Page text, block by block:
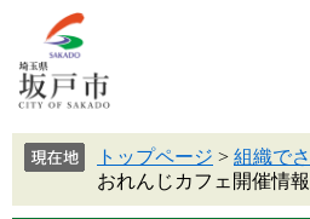
トップページ > 組織で
おれんじカフェ開催情報